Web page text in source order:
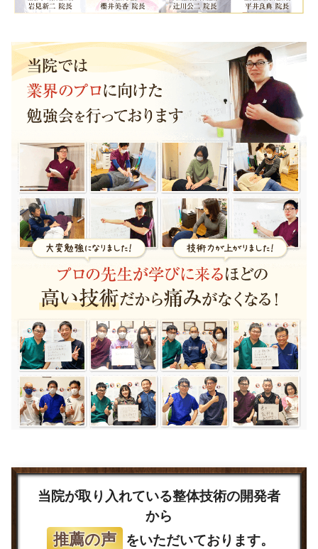
当院が取り入れている整体技術の開発者
から
推薦の声 をいただいております。